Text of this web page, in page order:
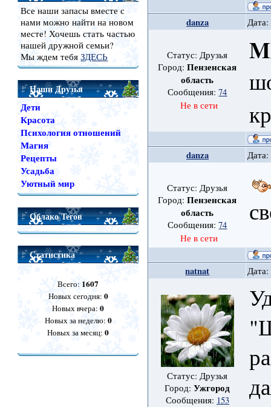
Все наши запасы вместе с
нами можно найти на новом
месте! Хочешь стать частью
нашей дружной семьи?
Мы ждем тебяЗДЕСЬ
Наши Друзья
Дети
Красота
Психология отношений
Магия
Рецепты
Усадьба
Уютный мир
Облако Тегов
Статистика
Всего: 1607
Новых сегодня: 0
Новых вчера:0
Новых за неделю: 0
Новых за месяц:0
danza
Статус: Друзья
Город:Пензенская
область
Сообщения:74
Не в сети
danza
Статус: Друзья
Город:Пензенская
область
Сообщения:74
Не в сети
natnat
Статус: Друзья
Город:Ужгород
Сообщения: 153